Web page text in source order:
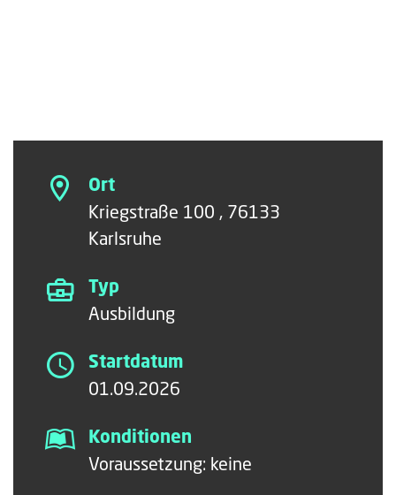
Ort
Kriegstraße 100 , 76133
Karlsruhe
Typ
Ausbildung
Startdatum
01.09.2026
Konditionen
Voraussetzung: keine